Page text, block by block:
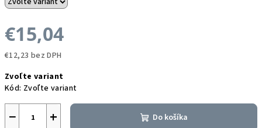
€15,04
€12,23 bez DPH
cena:
Zvoľte variant
Kód: Zvoľte variant
+
− Do košíka